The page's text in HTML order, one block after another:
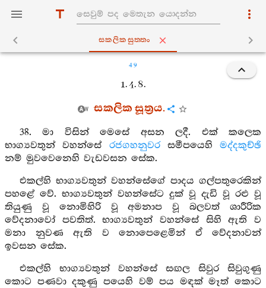
සකලිකසුත‍්තං
49
1. 4. 8.
සකලික සූත්‍රය.
38. මා විසින් මෙසේ අසන ලදී. එක් කලෙක
භාග්‍යවතුන් වහන්සේ රජගහනුවරසමීපයෙහි මද්දකුච්ඡි
නම් මුවවෙනෙහි වැඩවසන සේක.
එකල්හි භාග්‍යවතුන් වහන්සේගේ පාදය ගල්පතුරෙකින්
පහළේ වේ. භාග්‍යවතුන් වහන්සේට දුක් වූ දැඩි වූ රළු වූ
තියුණු වූ නොමිහිරි වූ අමනාප වූ බලවත් ශාරීරික
වේදනාවෝ පවතිත්. භාග්‍යවතුන් වහන්සේ සිහි ඇති ව
මනා නුවණ ඇති ව නොපෙළෙමින් ඒ වේදනාවන්
ඉවසන සේක.
එකල්හි භාග්‍යවතුන් වහන්සේ සඟල සිවුර සිවුගුණු
කොට පණවා දකුණු පයෙහි වම් පය මඳක් මෑත් කොට